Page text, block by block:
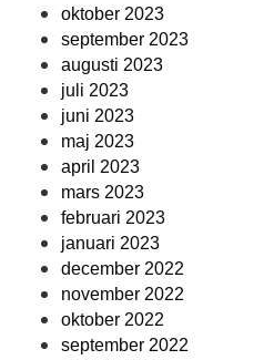
oktober 2023
september 2023
augusti 2023
juli 2023
juni 2023
maj 2023
april 2023
mars 2023
februari 2023
januari 2023
december 2022
november 2022
oktober 2022
september 2022